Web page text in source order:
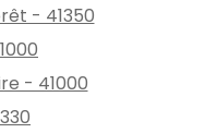
- 41350
- 41000